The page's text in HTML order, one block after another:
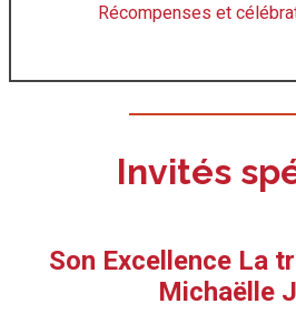
Récompenses et
Invités
Son Excellence La
Michaëlle